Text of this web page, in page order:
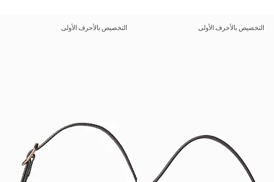
التخصيص بالأحرف الأولى التخصيص بالأحرف الأولى